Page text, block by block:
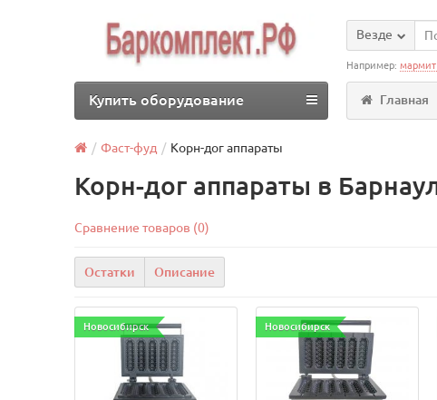
Везде
Например:
Главная
Купить оборудование
Фаст-фуд Корн-дог аппараты
Корн-дог аппараты в
Сравнение товаров (0)
Остатки Описание
Новосибирск Новосибирск